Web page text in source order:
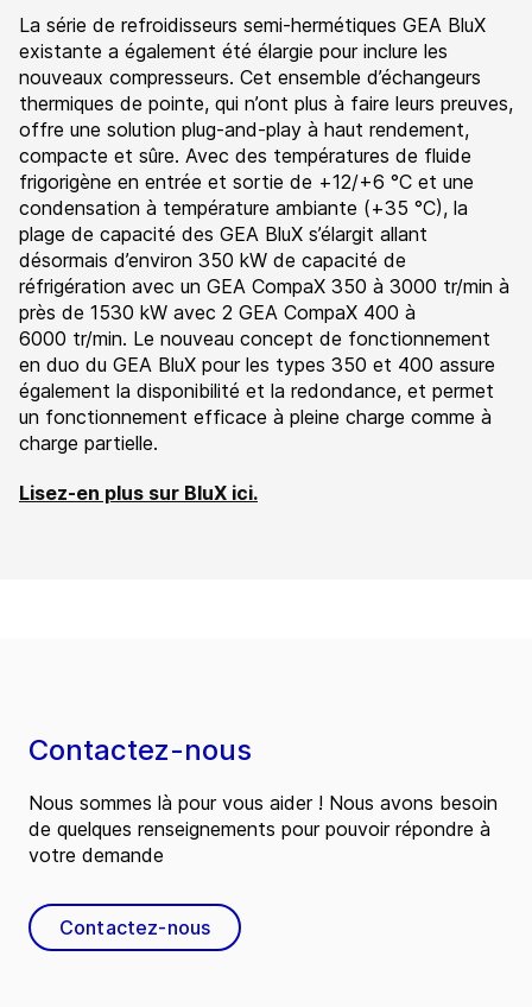
La série de refroidisseurs semi-hermétiques GEA BluX
existante a également été élargie pour inclure les
nouveaux compresseurs. Cet ensemble d’échangeurs
thermiques de pointe, qui n’ont plus à faire leurs preuves,
offre une solution plug-and-play à haut rendement,
compacte et sûre. Avec des températures de fluide
frigorigène en entrée et sortie de +12/+6 °C et une
condensation à température ambiante (+35 °C), la
plage de capacité des GEA BluX s’élargit allant
désormais d’environ 350 kW de capacité de
réfrigération avec un GEA CompaX 350 à 3000 tr/min à
près de 1530 kW avec 2 GEA CompaX 400 à
6000 tr/min. Le nouveau concept de fonctionnement
en duo du GEA BluX pour les types 350 et 400 assure
également la disponibilité et la redondance, et permet
un fonctionnement efficace à pleine charge comme à
charge partielle.
Lisez-en plus sur BluX ici.
Contactez-nous
Nous sommes là pour vous aider ! Nous avons besoin
de quelques renseignements pour pouvoir répondre à
votre demande
Contactez-nous